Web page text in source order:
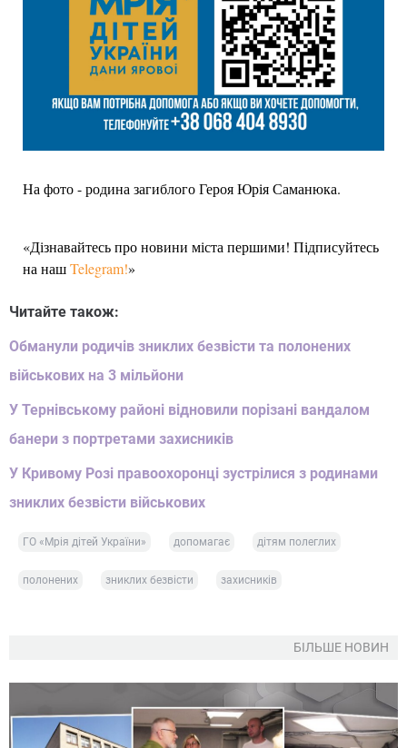
На фото - родина загиблого Героя Юрія Саманюка.
«Дізнавайтесь про новини міста першими! Підписуйтесь
на нашTelegram!»
Читайте також:
Обманули родичів зниклих безвісти та полонених
військових на 3 мільйони
У Тернівському районі відновили порізані вандалом
банери з портретами захисників
У Кривому Розі правоохоронці зустрілися з родинами
зниклих безвісти військових
ГО «Мрія дітей України» допомагає дітям полеглих
полонених зниклих безвісти захисників
БІЛЬШЕ НОВИН